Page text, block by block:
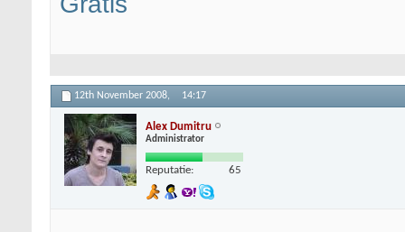
12th November 2008, 14:17
Alex Dumitru
Administrator
Reputatie: 65